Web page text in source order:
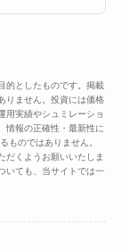
的としたものです。掲載
りません。投資には価格
用実績やシュミレーショ
情報の正確性・最新性に
ものではありません。
だくようお願いいたしま
いても、当サイトでは一